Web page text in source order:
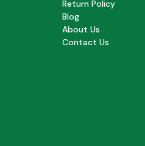
Return Policy
Blog
About Us
Contact Us